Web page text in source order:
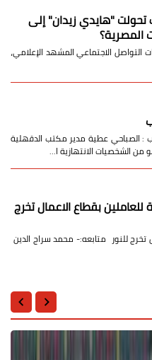
تحولت "هايدي زيدان" إلى
الاجتماعي المشهد الإعلامي،
عطية مدير مكتب الدقهلية
الشخصيات الانتهازية ا…
للعاملين بقطاع الاعمال تخرج
تخرج للنور متابعه:- محمد سراج الدين